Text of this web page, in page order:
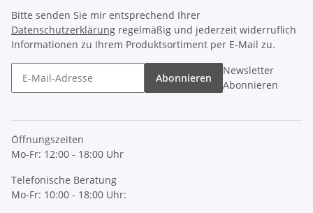
Bitte senden Sie mir entsprechend Ihrer
Datenschutzerklärung regelmäßig und jederzeit widerruflich
Informationen zu Ihrem Produktsortiment per E-Mail zu.
Abonnieren
Newsletter
Abonnieren
Öffnungszeiten
Mo-Fr: 12:00 - 18:00 Uhr
Telefonische Beratung
Mo-Fr: 10:00 - 18:00 Uhr: